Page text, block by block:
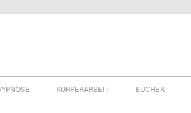
KÖRPERARBEIT BÜCHER